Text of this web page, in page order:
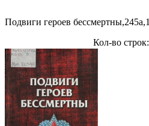
Подвиги героев бессмертны,245a,1
Кол-во строк: